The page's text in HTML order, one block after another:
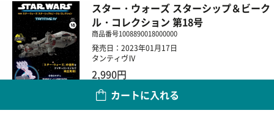
スター・ウォーズ スターシップ＆ビーク
ル・コレクション 第18号
商品番号1008890018000000
発売日：2023年01月17日
タンティヴⅣ
2,990円
カートに入れる